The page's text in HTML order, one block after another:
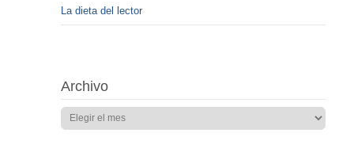
La dieta del lector
Archivo